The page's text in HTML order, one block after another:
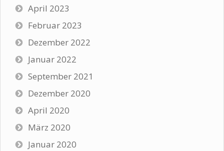
April 2023
Februar 2023
Dezember 2022
Januar 2022
September 2021
Dezember 2020
April 2020
März 2020
Januar 2020